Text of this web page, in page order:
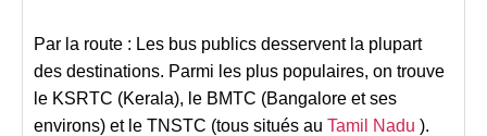
Par la route : Les bus publics desservent la plupart
des destinations. Parmi les plus populaires, on trouve
le KSRTC (Kerala), le BMTC (Bangalore et ses
environs) et le TNSTC (tous situés au Tamil Nadu ).